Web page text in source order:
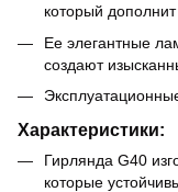
который
Ее элегантные
создают
Характеристики:
Гирлянда G40
которые